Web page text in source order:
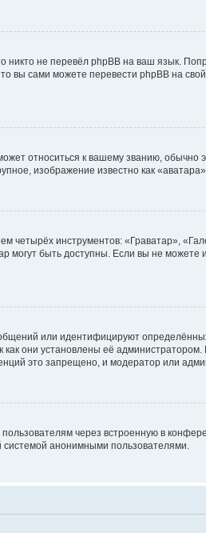
не перевёл phpBB на ваш язык.
то вы сами можете перевести phpBB на
относиться к вашему званию, обычно
изображение известно как
четырёх инструментов: «Граватар»,
могут быть доступны. Если вы не
или идентифицируют
они установлены её
это запрещено, и модератор или
через встроенную в
системой анонимными пользователями.